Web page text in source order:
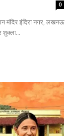
0
मंदिर इंदिरा नगर, लखनऊ
शुक्ला...